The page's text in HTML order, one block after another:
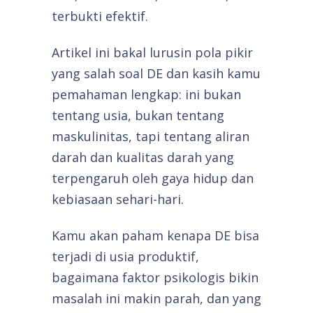
terbukti efektif.
Artikel ini bakal lurusin pola pikir
yang salah soal DE dan kasih kamu
pemahaman lengkap: ini bukan
tentang usia, bukan tentang
maskulinitas, tapi tentang aliran
darah dan kualitas darah yang
terpengaruh oleh gaya hidup dan
kebiasaan sehari-hari.
Kamu akan paham kenapa DE bisa
terjadi di usia produktif,
bagaimana faktor psikologis bikin
masalah ini makin parah, dan yang